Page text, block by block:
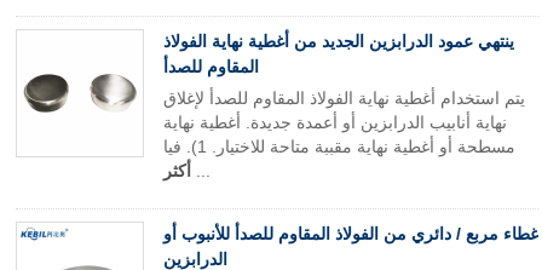
ينتهي عمود الدرابزين الجديد من أغطية نهاية الفولاذ
المقاوم للصدأ
يتم استخدام أغطية نهاية الفولاذ المقاوم للصدأ لإغلاق
نهاية أنابيب الدرابزين أو أعمدة جديدة. أغطية نهاية
مسطحة أو أغطية نهاية مقببة متاحة للاختيار. 1). فيا
أكثر
غطاء مربع / دائري من الفولاذ المقاوم للصدأ للأنبوب أو
الدرابزين